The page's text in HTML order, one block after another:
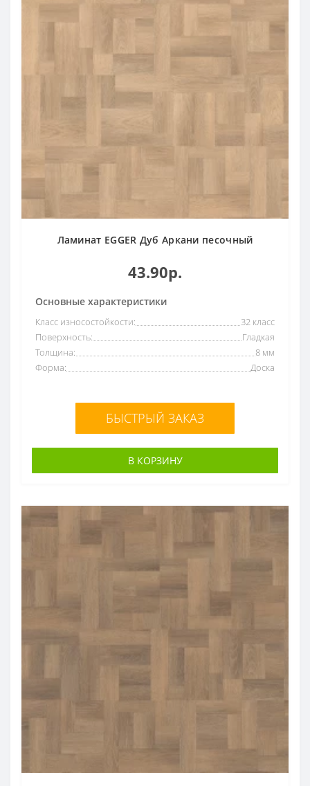
Ламинат EGGER Дуб Аркани песочный
43.90р.
Основные характеристики
Класс износостойкости:
32 класс
Поверхность:
Гладкая
Толщина:
8 мм
Форма:
Доска
БЫСТРЫЙ ЗАКАЗ
В КОРЗИНУ